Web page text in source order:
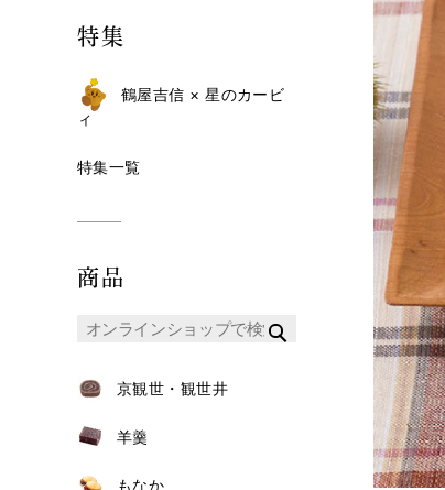
特集
鶴屋吉信 × 星のカービ
ィ
特集一覧
商品
京観世・観世井
羊羹
もなか